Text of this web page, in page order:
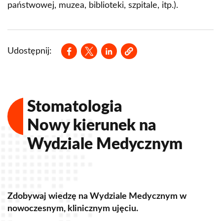
państwowej, muzea, biblioteki, szpitale, itp.).
Udostępnij:
Opens in a new window
Opens in a new window
Opens in a new window
Stomatologia
Nowy kierunek na
Wydziale Medycznym
Zdobywaj wiedzę na Wydziale Medycznym w
nowoczesnym, klinicznym ujęciu.